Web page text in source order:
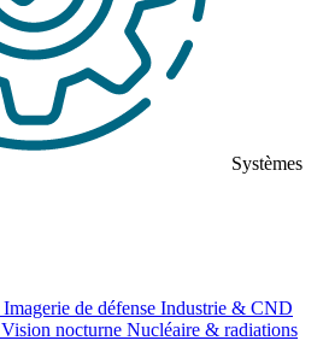
Systèmes
Imagerie de défense Industrie & CND
Vision nocturne Nucléaire & radiations